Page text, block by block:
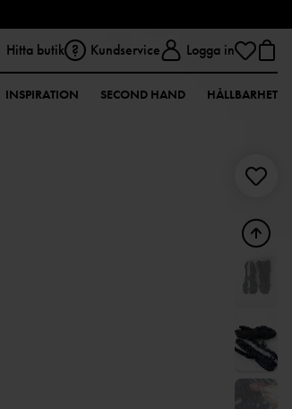
Hitta butik Kundservice Logga in
INSPIRATION SECOND HAND HÅLLBARHET